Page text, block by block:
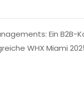
Ein
WHX Miami